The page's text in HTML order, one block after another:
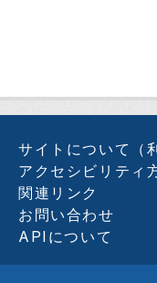
サイトについて（
アクセシビリティ
関連リンク
お問い合わせ
APIについて